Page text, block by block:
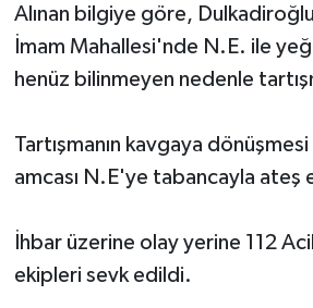
Alınan bilgiye göre,
İmam Mahallesi'nde N.E. ile
henüz bilinmeyen nedenle
Tartışmanın kavgaya
amcası N.E'ye tabancayla ateş
İhbar üzerine olay yerine 112
ekipleri sevk edildi.